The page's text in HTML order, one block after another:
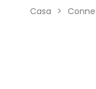
Casa >